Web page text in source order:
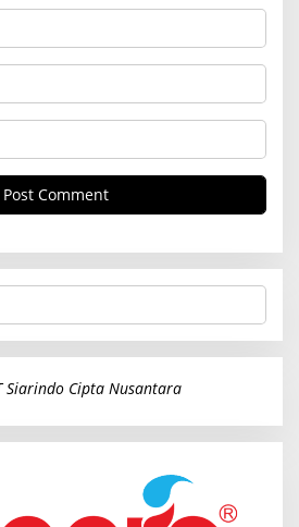
Siarindo Cipta Nusantara